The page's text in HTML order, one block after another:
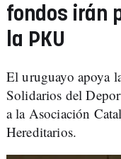
fondos irán
la PKU
El uruguayo apoya
Solidarios del
a la Asociación
Hereditarios.